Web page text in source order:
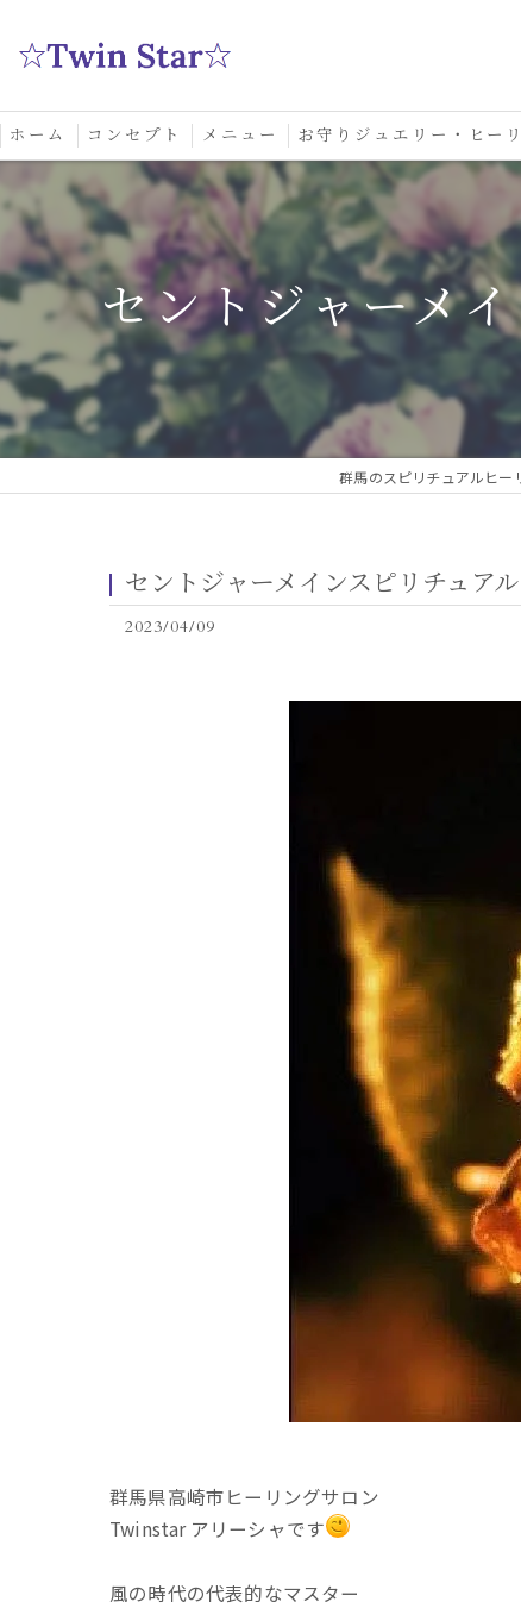
ホーム コンセプト メニュー
スクール
お守りジュエリー・ヒー
セントジャーメ
群馬のスピリチュアルヒ
セントジャーメインスピリチュア
2023/04/09
群馬県高崎市ヒーリングサロン
Twinstar アリーシャです
風の時代の代表的なマスター